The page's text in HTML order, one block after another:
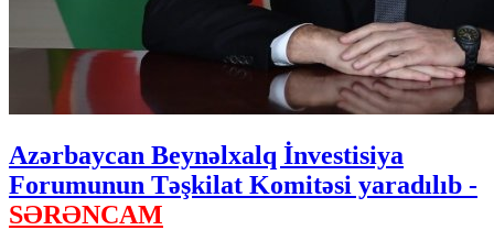
Azərbaycan Beynəlxalq İnvestisiya
Forumunun Təşkilat Komitəsi yaradılıb -
SƏRƏNCAM